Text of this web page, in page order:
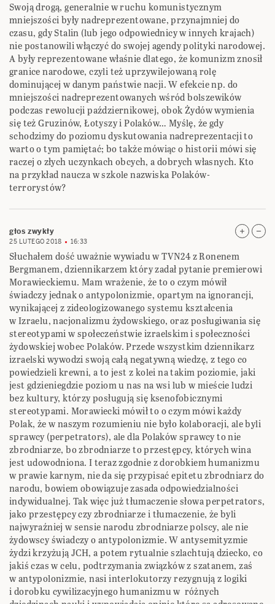
Swoją drogą, generalnie w ruchu komunistycznym
mniejszości były nadreprezentowane, przynajmniej do
czasu, gdy Stalin (lub jego odpowiednicy w innych krajach)
nie postanowili włączyć do swojej agendy polityki narodowej.
A były reprezentowane właśnie dlatego, że komunizm znosił
granice narodowe, czyli też uprzywilejowaną rolę
dominującej w danym państwie nacji. W efekcie np. do
mniejszości nadreprezentowanych wśród bolszewików
podczas rewolucji październikowej, obok Żydów wymienia
się też Gruzinów, Łotyszy i Polaków… Myślę, że gdy
schodzimy do poziomu dyskutowania nadreprezentacji to
warto o tym pamiętać; bo także mówiąc o historii mówi się
raczej o złych uczynkach obcych, a dobrych własnych. Kto
na przykład naucza w szkole nazwiska Polaków-
terrorystów?
głos zwykły
25 LUTEGO 2018 16:33
Słuchałem dość uważnie wywiadu w TVN24 z Ronenem
Bergmanem, dziennikarzem który zadał pytanie premierowi
Morawieckiemu. Mam wrażenie, że to o czym mówił
świadczy jednak o antypolonizmie, opartym na ignorancji,
wynikającej z zideologizowanego systemu kształcenia
w Izraelu, nacjonalizmu żydowskiego, oraz posługiwania się
stereotypami w społeczeństwie izraelskim i społeczności
żydowskiej wobec Polaków. Przede wszystkim dziennikarz
izraelski wywodzi swoją całą negatywną wiedzę, z tego co
powiedzieli krewni, a to jest z kolei na takim poziomie, jaki
jest gdzieniegdzie poziom u nas na wsi lub w mieście ludzi
bez kultury, którzy posługują się ksenofobicznymi
stereotypami. Morawiecki mówił to o czym mówi każdy
Polak, że w naszym rozumieniu nie było kolaboracji, ale byli
sprawcy (perpetrators), ale dla Polaków sprawcy to nie
zbrodniarze, bo zbrodniarze to przestępcy, których wina
jest udowodniona. I teraz zgodnie z dorobkiem humanizmu
w prawie karnym, nie da się przypisać epitetu zbrodniarz do
narodu, bowiem obowiązuje zasada odpowiedzialności
indywidualnej. Tak więc już tłumaczenie słowa perpetrators,
jako przestępcy czy zbrodniarze i tłumaczenie, że byli
najwyraźniej w sensie narodu zbrodniarze polscy, ale nie
żydowscy świadczy o antypolonizmie. W antysemityzmie
żydzi krzyżują JCH, a potem rytualnie szlachtują dziecko, co
jakiś czas w celu, podtrzymania związków z szatanem, zaś
w antypolonizmie, nasi interlokutorzy rezygnują z logiki
i dorobku cywilizacyjnego humanizmu w różnych